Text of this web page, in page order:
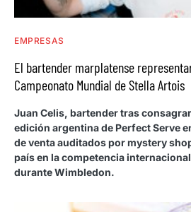
EMPRESAS
El bartender marplatense
Campeonato Mundial de Stella Artois
Juan Celis, bartender tras
edición argentina de Perfect Serve
de venta auditados por mystery
país en la competencia
durante Wimbledon.